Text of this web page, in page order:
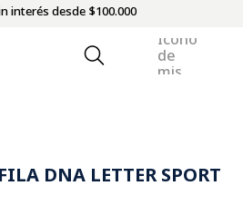
interés desde $100.000
DNA LETTER SPORT